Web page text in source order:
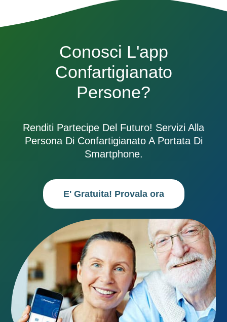
Conosci L'app
Confartigianato
Persone?
Renditi Partecipe Del Futuro! Servizi Alla
Persona Di Confartigianato A Portata Di
Smartphone.
E' Gratuita! Provala ora